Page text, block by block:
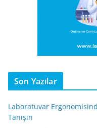
Son Yazılar
Laboratuvar
Tanışın